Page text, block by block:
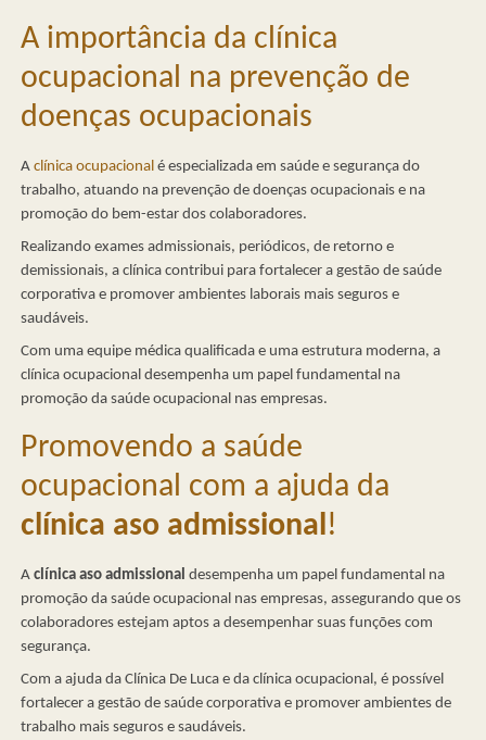
A importância da clínica
ocupacional na prevenção de
doenças ocupacionais
Aclínica ocupacional é especializada em saúde e segurança do
trabalho, atuando na prevenção de doenças ocupacionais e na
promoção do bem-estar dos colaboradores.
Realizando exames admissionais, periódicos, de retorno e
demissionais, a clínica contribui para fortalecer a gestão de saúde
corporativa e promover ambientes laborais mais seguros e
saudáveis.
Com uma equipe médica qualificada e uma estrutura moderna, a
clínica ocupacional desempenha um papel fundamental na
promoção da saúde ocupacional nas empresas.
Promovendo a saúde
ocupacional com a ajuda da
clínica aso admissional!
Aclínica aso admissional desempenha um papel fundamental na
promoção da saúde ocupacional nas empresas, assegurando que os
colaboradores estejam aptos a desempenhar suas funções com
segurança.
Com a ajuda da Clínica De Luca e da clínica ocupacional, é possível
fortalecer a gestão de saúde corporativa e promover ambientes de
trabalho mais seguros e saudáveis.